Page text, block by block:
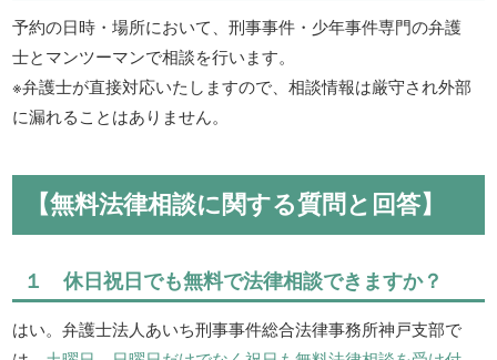
予約の日時・場所において、刑事事件・少年事件専門の弁護
士とマンツーマンで相談を行います。
※弁護士が直接対応いたしますので、相談情報は厳守され外部
に漏れることはありません。
【無料法律相談に関する質問と回答】
１ 休日祝日でも無料で法律相談できますか？
はい。弁護士法人あいち刑事事件総合法律事務所神戸支部で